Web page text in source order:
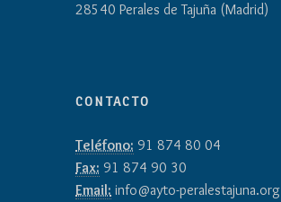
28540 Perales de Tajuña (Madrid)
CONTACTO
Teléfono: 91 874 80 04
Fax: 91 874 90 30
Email: info@ayto-peralestajuna.org